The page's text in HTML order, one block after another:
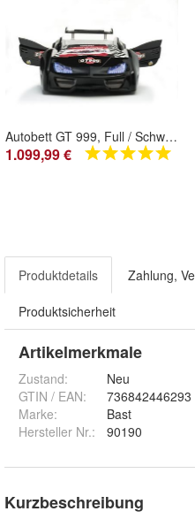
Autobett GT 999, Full / Schwarz
1.099,99 €
Produktdetails Zahlung,
Produktsicherheit
Artikelmerkmale
Zustand:
Neu
GTIN / EAN:
736842446293
Marke:
Bast
Hersteller Nr.:
90190
Kurzbeschreibung